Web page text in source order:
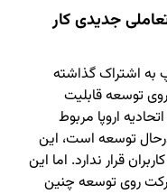
جدیدی کار
به اشتراک گذاشته
توسعه قابلیت
اروپا مربوط
توسعه است، این
قرار ندارد. اما این
روی توسعه چنین